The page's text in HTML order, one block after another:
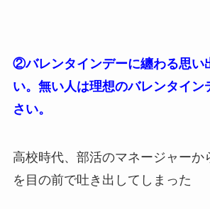
②バレンタインデーに纏わる思い
い。無い人は理想のバレンタイン
さい。
高校時代、部活のマネージャーか
を目の前で吐き出してしまった